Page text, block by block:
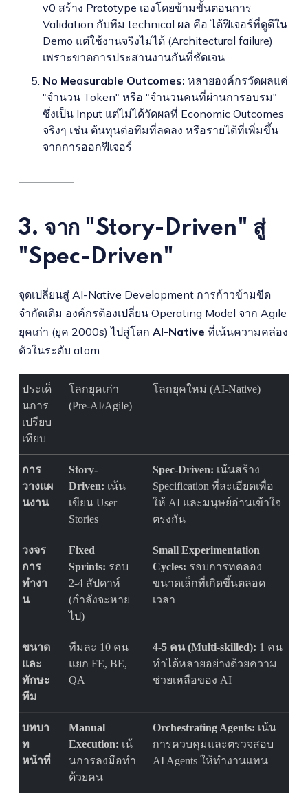
v0 สร้าง Prototype เองโดยข้ามขั้นตอนการ
Validation กับทีม technical ผล คือ ได้ฟีเจอร์ที่ดูดีใน
Demo แต่ใช้งานจริงไม่ได้ (Architectural failure)
เพราะขาดการประสานงานกันที่ชัดเจน
No Measurable Outcomes: หลายองค์กรวัดผลแค่
"จำนวน Token" หรือ "จำนวนคนที่ผ่านการอบรม"
ซึ่งเป็น Input แต่ไม่ได้วัดผลที่ Economic Outcomes
จริงๆ เช่น ต้นทุนต่อทีมที่ลดลง หรือรายได้ที่เพิ่มขึ้น
จากการออกฟีเจอร์
3. จาก "Story-Driven" สู่
"Spec-Driven"
จุดเปลี่ยนสู่ AI-Native Development การก้าวข้ามขีด
จำกัดเดิม องค์กรต้องเปลี่ยน Operating Model จาก Agile
ยุคเก่า (ยุค 2000s) ไปสู่โลก AI-Native ที่เน้นความคล่อง
ตัวในระดับ atom
ประเด็
นการ
เปรียบ
เทียบ
โลกยุคเก่า
(Pre-AI/Agile)
โลกยุคใหม่ (AI-Native)
การ
วางแผ
นงาน
Story-
Driven: เน้น
เขียน User
Stories
Spec-Driven: เน้นสร้าง
Specification ที่ละเอียดเพื่อ
ให้ AI และมนุษย์อ่านเข้าใจ
ตรงกัน
วงจร
การ
ทำงา
น
Fixed
Sprints: รอบ
2-4 สัปดาห์
(กำลังจะหาย
ไป)
Small Experimentation
Cycles: รอบการทดลอง
ขนาดเล็กที่เกิดขึ้นตลอด
เวลา
ขนาด
และ
ทักษะ
ทีม
ทีมละ 10 คน
แยก FE, BE,
QA
4-5 คน (Multi-skilled): 1 คน
ทำได้หลายอย่างด้วยความ
ช่วยเหลือของ AI
บทบา
ท
หน้าที่
Manual
Execution: เน้
นการลงมือทำ
ด้วยคน
Orchestrating Agents: เน้น
การควบคุมและตรวจสอบ
AI Agents ให้ทำงานแทน